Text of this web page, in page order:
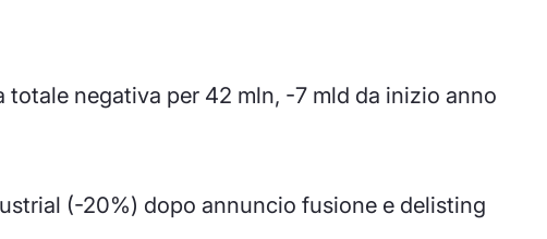
totale negativa per 42 mln, -7 mld da inizio anno
(-20%) dopo annuncio fusione e delisting